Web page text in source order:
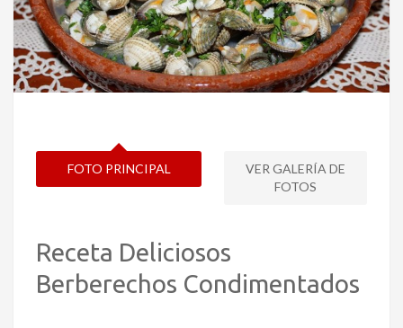
FOTO PRINCIPAL
VER GALERÍA DE
FOTOS
Receta Deliciosos
Berberechos Condimentados